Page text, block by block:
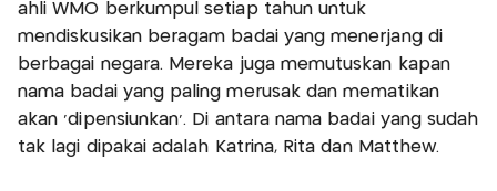
ahli WMO berkumpul setiap tahun untuk
mendiskusikan beragam badai yang menerjang di
berbagai negara. Mereka juga memutuskan kapan
nama badai yang paling merusak dan mematikan
akan 'dipensiunkan'. Di antara nama badai yang sudah
tak lagi dipakai adalah Katrina, Rita dan Matthew.